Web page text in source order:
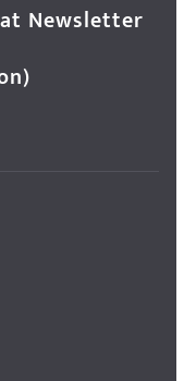
Newsletter